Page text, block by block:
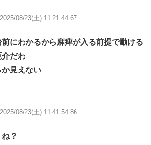
2025/08/23(土) 11:21:44.67
にわかるから麻痺が入る前提で動ける
介だわ
か見えない
2025/08/23(土) 11:41:54.86
？